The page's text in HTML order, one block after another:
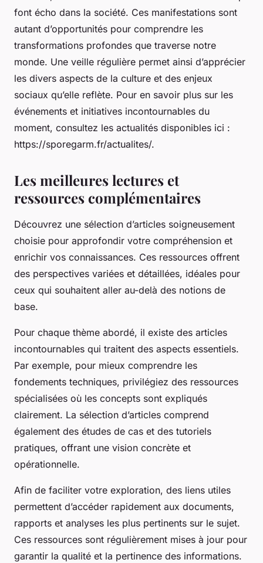
font écho dans la société. Ces manifestations sont
autant d’opportunités pour comprendre les
transformations profondes que traverse notre
monde. Une veille régulière permet ainsi d’apprécier
les divers aspects de la culture et des enjeux
sociaux qu’elle reflète. Pour en savoir plus sur les
événements et initiatives incontournables du
moment, consultez les actualités disponibles ici :
https://sporegarm.fr/actualites/.
Les meilleures lectures et
ressources complémentaires
Découvrez une sélection d’articles soigneusement
choisie pour approfondir votre compréhension et
enrichir vos connaissances. Ces ressources offrent
des perspectives variées et détaillées, idéales pour
ceux qui souhaitent aller au-delà des notions de
base.
Pour chaque thème abordé, il existe des articles
incontournables qui traitent des aspects essentiels.
Par exemple, pour mieux comprendre les
fondements techniques, privilégiez des ressources
spécialisées où les concepts sont expliqués
clairement. La sélection d’articles comprend
également des études de cas et des tutoriels
pratiques, offrant une vision concrète et
opérationnelle.
Afin de faciliter votre exploration, des liens utiles
permettent d’accéder rapidement aux documents,
rapports et analyses les plus pertinents sur le sujet.
Ces ressources sont régulièrement mises à jour pour
garantir la qualité et la pertinence des informations.